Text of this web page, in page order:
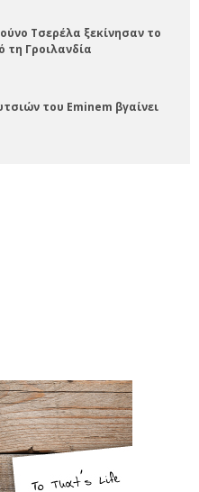
Τσερέλα ξεκίνησαν το
τη Γροιλανδία
του Eminem βγαίνει